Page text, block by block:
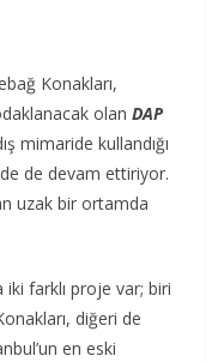
Konakları,
olan DAP
mimaride kullandığı
de devam ettiriyor.
uzak bir ortamda
farklı proje var; biri
diğeri de
en eski